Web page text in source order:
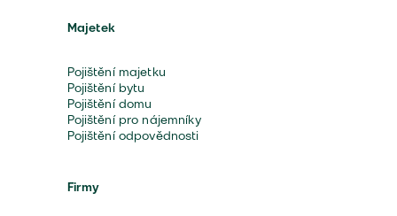
Majetek
Pojištění majetku
Pojištění bytu
Pojištění domu
Pojištění pro nájemníky
Pojištění odpovědnosti
Firmy